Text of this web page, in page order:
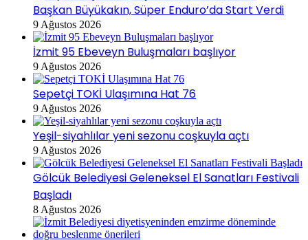
Başkan Büyükakın, Süper Enduro’da Start Verdi
9 Ağustos 2026
İzmit 95 Ebeveyn Buluşmaları başlıyor
9 Ağustos 2026
Sepetçi TOKİ Ulaşımına Hat 76
9 Ağustos 2026
Yeşil-siyahlılar yeni sezonu coşkuyla açtı
9 Ağustos 2026
Gölcük Belediyesi Geleneksel El Sanatları Festivali
Başladı
8 Ağustos 2026